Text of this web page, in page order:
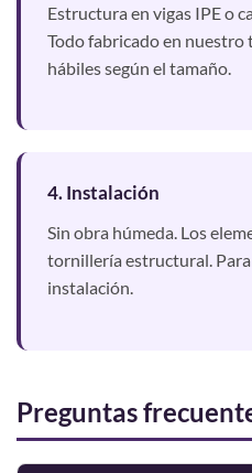
Estructura en vigas IPE o
Todo fabricado en nuestro
hábiles según el tamaño.
4. Instalación
Sin obra húmeda. Los
tornillería estructural. Para
instalación.
Preguntas